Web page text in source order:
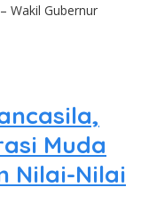
Wakil Gubernur
Muda
Nilai-Nilai